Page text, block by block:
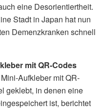
eine Desorientiertheit.
Stadt in Japan hat nun
Demenzkranken schnell
mit QR-Codes
Aufkleber mit QR-
geklebt, in denen eine
ist, berichtet